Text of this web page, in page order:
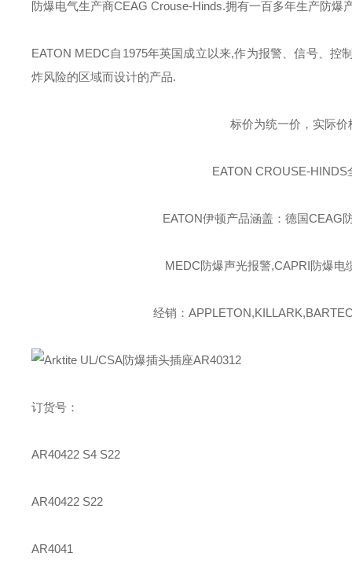
防爆电气生产商CEAG Crouse-Hinds.拥有一百多年生产防爆
EATON MEDC自 1975年英国成立以来,作为报警、信号、控
炸风险的区域而设计的产品.
标价为统一价，实际
EATON CROUSE-HINDS
EATON伊顿产品涵盖：德国CEAG
MEDC防爆声光报警,CAPRI防爆
经销：
订货号：
AR40422 S4 S22
AR40422 S22
AR4041